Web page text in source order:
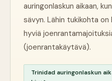
auringonlaskun aikaan,
sävyn. Lähin tukikohta on
hyviä
(joenrantakäytävä).
Trinidad auringonlaskun